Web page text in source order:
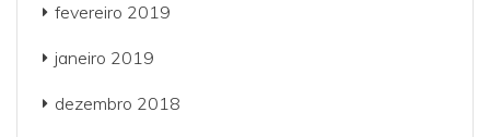
fevereiro 2019
janeiro 2019
dezembro 2018